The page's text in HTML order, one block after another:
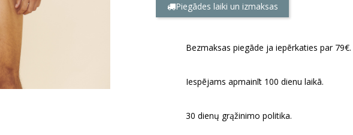
Piegādes laiki un izmaksas
Bezmaksas piegāde ja iepērkaties par 79€.
Iespējams apmainīt 100 dienu laikā.
30 dienų grąžinimo politika.